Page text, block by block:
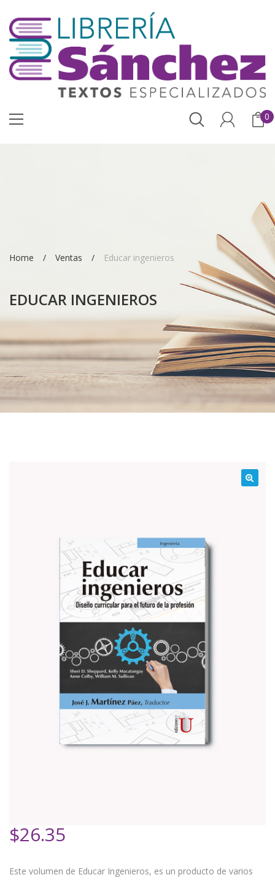
0
Home Ventas Educar ingenieros
EDUCAR INGENIEROS
$26.35
Este volumen de Educar Ingenieros, es un producto de varios